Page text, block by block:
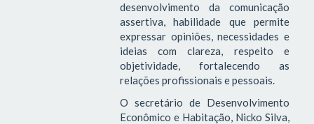
desenvolvimento da comunicação
assertiva, habilidade que permite
expressar opiniões, necessidades e
ideias com clareza, respeito e
objetividade, fortalecendo as
relações profissionais e pessoais.
O secretário de Desenvolvimento
Econômico e Habitação, Nicko Silva,